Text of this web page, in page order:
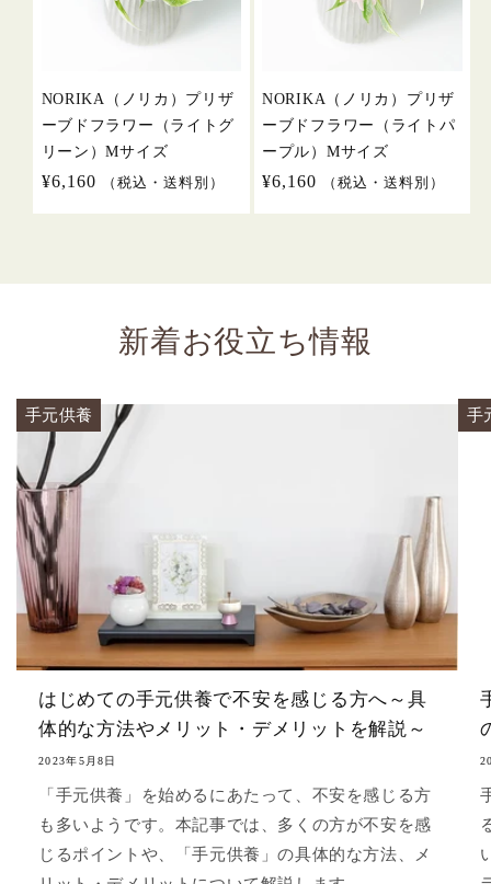
NORIKA（ノリカ）プリザ
ーブドフラワー（ライトグ
リーン）Mサイズ
通
¥6,160 （税込・送料別）
NORIKA（ノリカ）プリザ
ーブドフラワー（ライトパ
ープル）Mサイズ
通
¥6,160 （税込・送料別）
新着お役立ち情報
手元供養
はじめての手元供養で不安を感じる方へ～具
体的な方法やメリット・デメリットを解説～
2023年5月8日
「手元供養」を始めるにあたって、不安を感じる方
も多いようです。本記事では、多くの方が不安を感
じるポイントや、「手元供養」の具体的な方法、メ
手